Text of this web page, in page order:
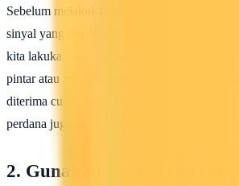
Sebelum melakukan akses ke internet,
sinyal yang diterima di tempat kita berada
kita lakukan dengan cara mengecek kualitas
pintar atau modem yang kita gunakan. Jika
diterima cukup baik, maka kecepatan
perdana juga akan meningkat.
2. Gunakan Paket Internet